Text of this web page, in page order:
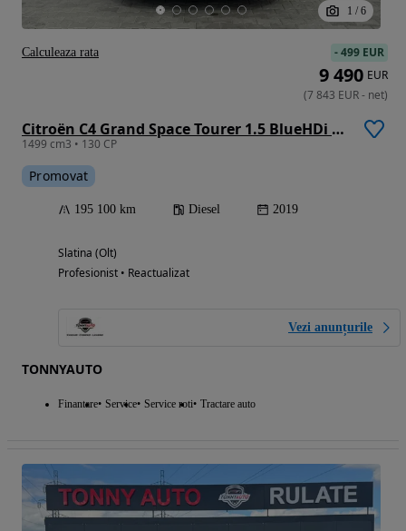
1 / 6
Citroën C4 Grand Space Tourer 1.5 BlueHDi S&S EAT8 Feel
1499 cm3 • 130 CP
Promovat
195 100 km Diesel 2019
Slatina (Olt)
Profesionist • Reactualizat
Vezi anunțurile
TONNYAUTO
Finantare Service Service roti Tractare auto
-499 EUR
9 490 EUR
(7 843 EUR- net)
Calculeaza rata